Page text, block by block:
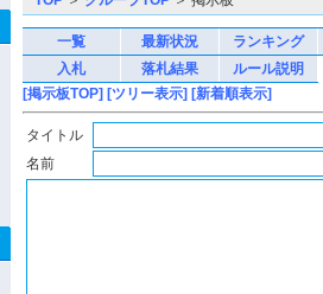
一覧 最新状況
ランキング
入札
落札結果
ルール説明
[掲示板TOP] [ツリー表示] [新着順表示]
タイトル
名前